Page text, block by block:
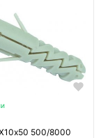
500/8000